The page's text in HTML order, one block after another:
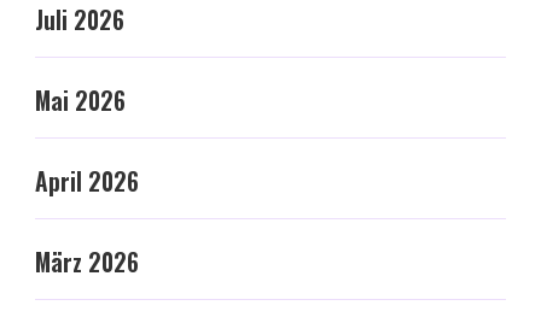
Juli 2026
Mai 2026
April 2026
März 2026